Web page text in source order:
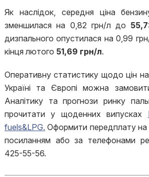
Як наслідок, середня ціна
зменшилася на 0,82 грн/л до
дизпального опустилася на 0,99
кінця лютого 51,69 грн/л.
Оперативну статистику щодо цін
Україні та Європі можна
Аналітику та прогнози ринку
прочитати у щоденних випусках
fuels&LPG. Оформити передплату
посиланням або за телефонами
425-55-56.